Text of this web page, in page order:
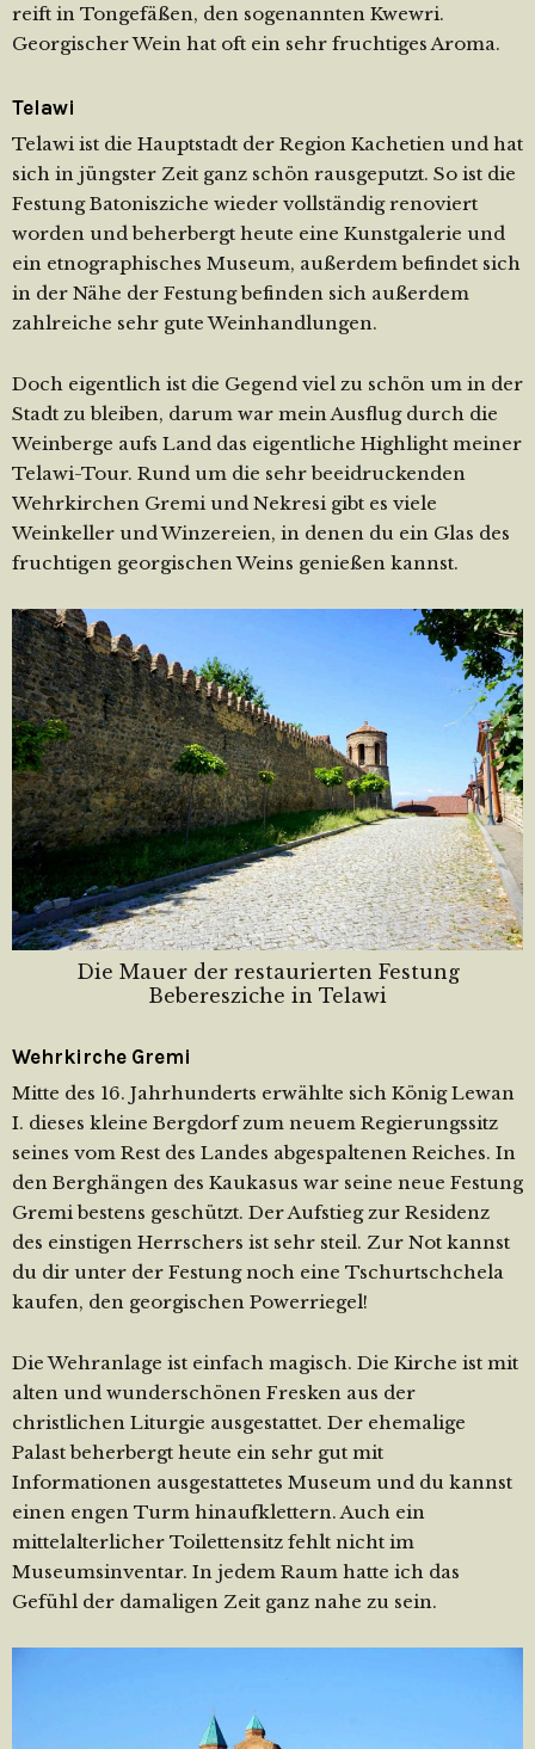
reift in Tongefäßen, den sogenannten Kwewri.
Georgischer Wein hat oft ein sehr fruchtiges Aroma.
Telawi
Telawi ist die Hauptstadt der Region Kachetien und hat
sich in jüngster Zeit ganz schön rausgeputzt. So ist die
Festung Batonisziche wieder vollständig renoviert
worden und beherbergt heute eine Kunstgalerie und
ein etnographisches Museum, außerdem befindet sich
in der Nähe der Festung befinden sich außerdem
zahlreiche sehr gute Weinhandlungen.
Doch eigentlich ist die Gegend viel zu schön um in der
Stadt zu bleiben, darum war mein Ausflug durch die
Weinberge aufs Land das eigentliche Highlight meiner
Telawi-Tour. Rund um die sehr beeidruckenden
Wehrkirchen Gremi und Nekresi gibt es viele
Weinkeller und Winzereien, in denen du ein Glas des
fruchtigen georgischen Weins genießen kannst.
Die Mauer der restaurierten Festung
Beberesziche in Telawi
Wehrkirche Gremi
Mitte des 16. Jahrhunderts erwählte sich König Lewan
I. dieses kleine Bergdorf zum neuem Regierungssitz
seines vom Rest des Landes abgespaltenen Reiches. In
den Berghängen des Kaukasus war seine neue Festung
Gremi bestens geschützt. Der Aufstieg zur Residenz
des einstigen Herrschers ist sehr steil. Zur Not kannst
du dir unter der Festung noch eine Tschurtschchela
kaufen, den georgischen Powerriegel!
Die Wehranlage ist einfach magisch. Die Kirche ist mit
alten und wunderschönen Fresken aus der
christlichen Liturgie ausgestattet. Der ehemalige
Palast beherbergt heute ein sehr gut mit
Informationen ausgestattetes Museum und du kannst
einen engen Turm hinaufklettern. Auch ein
mittelalterlicher Toilettensitz fehlt nicht im
Museumsinventar. In jedem Raum hatte ich das
Gefühl der damaligen Zeit ganz nahe zu sein.